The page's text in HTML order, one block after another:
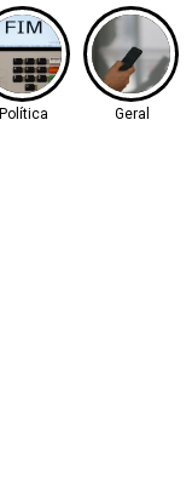
Política Geral